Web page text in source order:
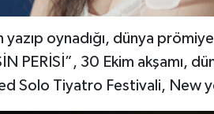
yazıp oynadığı, dünya
PERİSİ”, 30 Ekim akşamı,
Solo Tiyatro Festivali, New